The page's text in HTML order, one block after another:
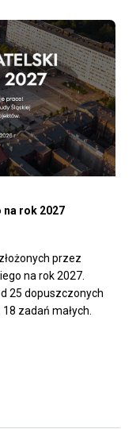
rok 2027
przez
na rok 2027.
25 dopuszczonych
zadań małych.